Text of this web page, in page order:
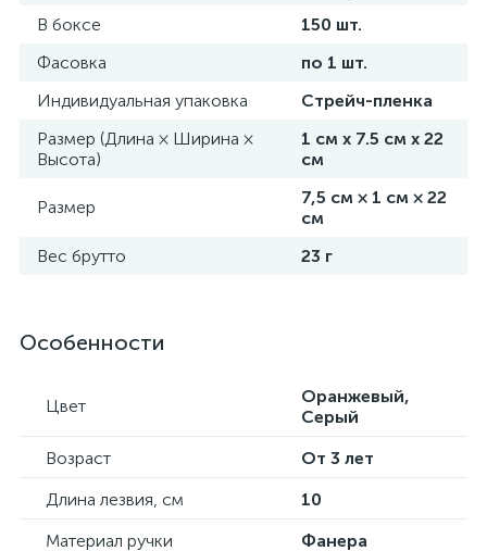
В боксе
150 шт.
Фасовка
по 1 шт.
Индивидуальная упаковка
Стрейч-пленка
Размер (Длина × Ширина ×
Высота)
1 см х 7.5 см х 22
см
Размер
7,5 см × 1 см × 22
см
Вес брутто
23 г
Особенности
Цвет
Оранжевый,
Серый
Возраст
От 3 лет
Длина лезвия, см
10
Материал ручки
Фанера